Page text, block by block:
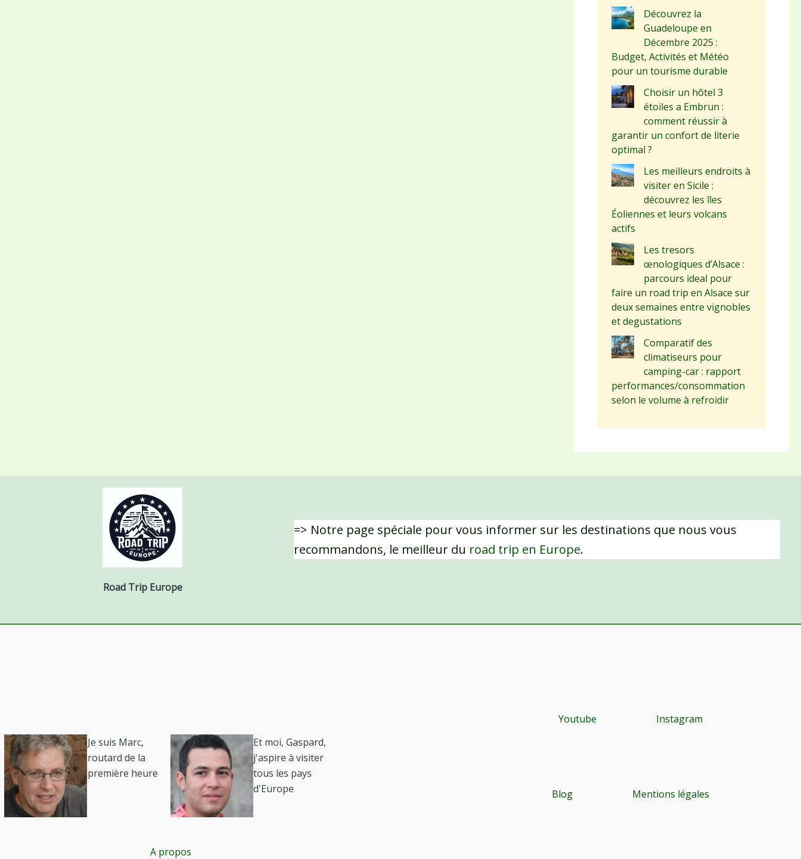
Découvrez la
Guadeloupe en
Décembre 2025 :
Budget, Activités et Météo
pour un tourisme durable
Choisir un hôtel 3
étoiles a Embrun :
comment réussir à
garantir un confort de literie
optimal ?
Les meilleurs endroits à
visiter en Sicile :
découvrez les îles
Éoliennes et leurs volcans
actifs
Les tresors
œnologiques d’Alsace :
parcours ideal pour
faire un road trip en Alsace sur
deux semaines entre vignobles
et degustations
Comparatif des
climatiseurs pour
camping-car : rapport
performances/consommation
selon le volume à refroidir
Road Trip Europe
=> Notre page spéciale pour vous informer sur les destinations que nous vous
recommandons, le meilleur du road trip en Europe.
Je suis Marc,
routard de la
première heure
Et moi, Gaspard,
j'aspire à visiter
tous les pays
d'Europe
A propos
Youtube Instagram
Blog Mentions légales